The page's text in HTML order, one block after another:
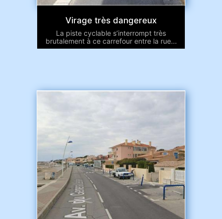
Virage très dangereux
La piste cyclable s’interrompt très
brutalement à ce carrefour entre la rue...